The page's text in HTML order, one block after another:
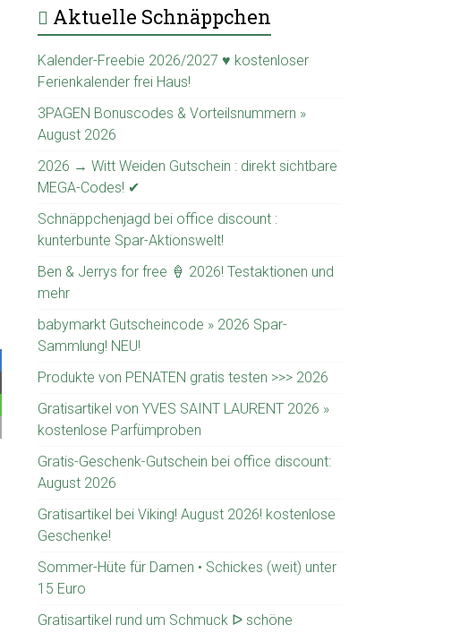
Aktuelle Schnäppchen
Kalender-Freebie 2026/2027 ♥ kostenloser
Ferienkalender frei Haus!
3PAGEN Bonuscodes & Vorteilsnummern »
August 2026
2026 → Witt Weiden Gutschein : direkt sichtbare
MEGA-Codes! ✔
Schnäppchenjagd bei office discount :
kunterbunte Spar-Aktionswelt!
Ben & Jerrys for free 🍦 2026! Testaktionen und
mehr
babymarkt Gutscheincode » 2026 Spar-
Sammlung! NEU!
Produkte von PENATEN gratis testen >>> 2026
Gratisartikel von YVES SAINT LAURENT 2026 »
kostenlose Parfümproben
Gratis-Geschenk-Gutschein bei office discount:
August 2026
Gratisartikel bei Viking! August 2026! kostenlose
Geschenke!
Sommer-Hüte für Damen • Schickes (weit) unter
15 Euro
Gratisartikel rund um Schmuck ᐅ schöne